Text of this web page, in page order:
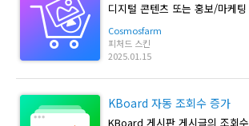
Cosmosfarm
피처드 스킨
2025.01.15
KBoard 자동 조회수 증가